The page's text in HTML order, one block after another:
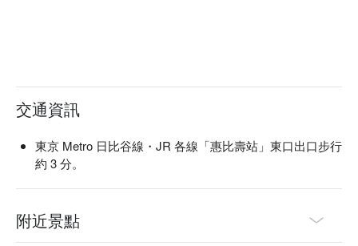
交通資訊
東京 Metro 日比谷線・JR 各線「惠比壽站」東口出口步行
約 3 分。
附近景點